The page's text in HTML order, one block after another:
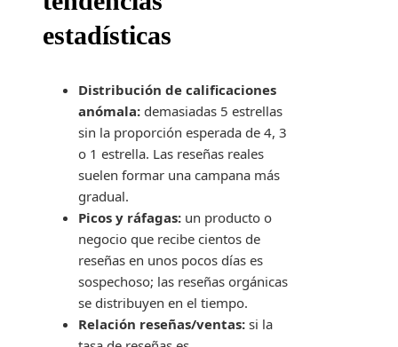
estadísticas
Distribución de calificaciones
anómala: demasiadas 5 estrellas
sin la proporción esperada de 4, 3
o 1 estrella. Las reseñas reales
suelen formar una campana más
gradual.
Picos y ráfagas: un producto o
negocio que recibe cientos de
reseñas en unos pocos días es
sospechoso; las reseñas orgánicas
se distribuyen en el tiempo.
Relación reseñas/ventas: si la